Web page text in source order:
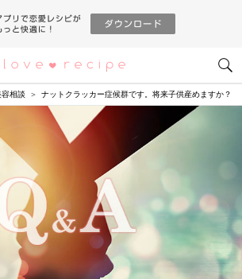
恋愛レシピ
容相談 ナットクラッカー症候群です。将来子供産めますか？